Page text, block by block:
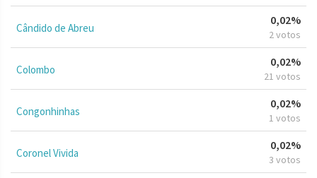
Cândido de Abreu
0,02%
2 votos
Colombo
0,02%
21 votos
Congonhinhas
0,02%
1 votos
Coronel Vivida
0,02%
3 votos